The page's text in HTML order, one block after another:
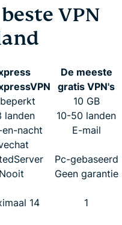
VPN
De meeste
gratis VPN's
10 GB
landen
10-50 landen
nacht
E-mail
Pc-gebaseerd
Nooit Geen garantie
14 1